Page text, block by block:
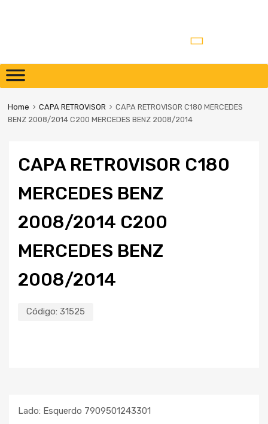
Home CAPA RETROVISOR
CAPA RETROVISOR C180 MERCEDES
BENZ 2008/2014 C200 MERCEDES BENZ 2008/2014
CAPA RETROVISOR C180
MERCEDES BENZ
2008/2014 C200
MERCEDES BENZ
2008/2014
Código: 31525
Lado: Esquerdo 7909501243301